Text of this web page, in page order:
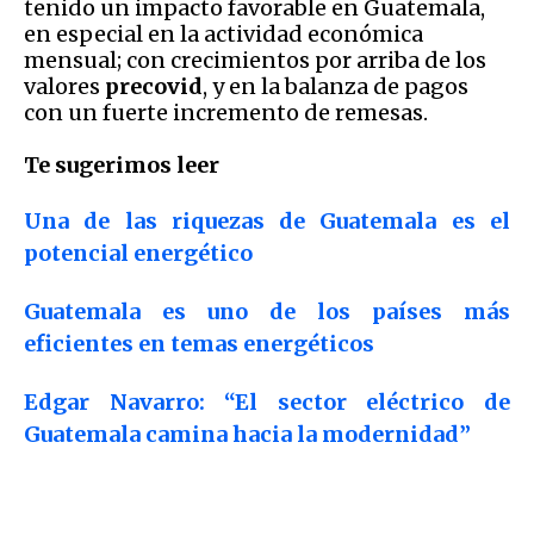
tenido un impacto favorable en Guatemala,
en especial en la actividad económica
mensual; con crecimientos por arriba de los
valores precovid, y en la balanza de pagos
con un fuerte incremento de remesas.
Te sugerimos leer
Una de las riquezas de Guatemala es el
potencial energético
Guatemala es uno de los países más
eficientes en temas energéticos
Edgar Navarro: “El sector eléctrico de
Guatemala camina hacia la modernidad”